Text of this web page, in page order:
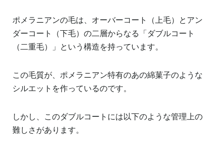
ポメラニアンの毛は、オーバーコート（上毛）とアン
ダーコート（下毛）の二層からなる「ダブルコート
（二重毛）」という構造を持っています。
この毛質が、ポメラニアン特有のあの綿菓子のような
シルエットを作っているのです。
しかし、このダブルコートには以下のような管理上の
難しさがあります。